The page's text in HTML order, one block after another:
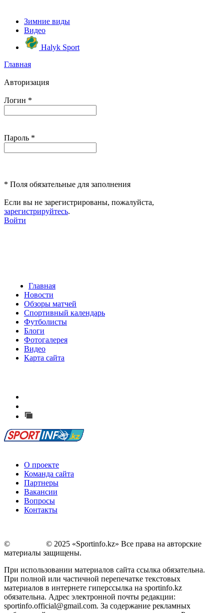
Зимние виды
Видео
Halyk Sport
Главная
Авторизация
Логин *
Пароль *
* Поля обязательные для заполнения
Если вы не зарегистрированы, пожалуйста,
зарегистрируйтесь.
Войти
Главная
Новости
Обзоры матчей
Спортивный календарь
Футболисты
Блоги
Фотогалерея
Видео
Карта сайта
О проекте
Команда сайта
Партнеры
Вакансии
Вопросы
Контакты
©
© 2025 «Sportinfo.kz» Все права на авторские
материалы защищены.
При использовании материалов сайта ссылка обязательна.
При полной или частичной перепечатке текстовых
материалов в интернете гиперссылка на sportinfo.kz
обязательна. Адрес электронной почты редакции:
sportinfo.official@gmail.com. За содержание рекламных